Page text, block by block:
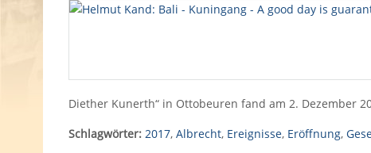
Diether Kunerth“ in Ottobeuren fand am 2. Dezember
Schlagwörter: 2017, Albrecht, Ereignisse, Eröffnung,